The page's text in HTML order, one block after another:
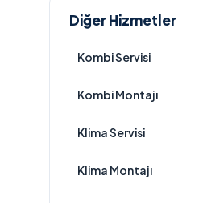
Diğer Hizmetler
Kombi Servisi
Kombi Montajı
Klima Servisi
Klima Montajı